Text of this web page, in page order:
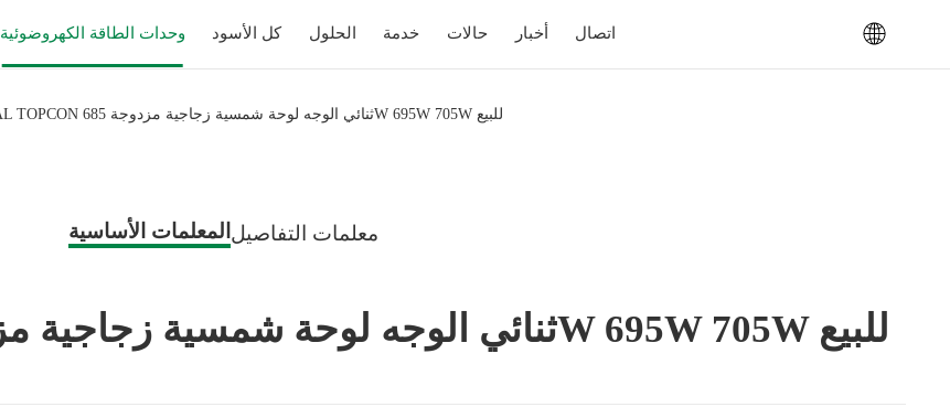
وحدات الطاقة الكهروضوئية كل الأسود الحلول خدمة حالات أخبار اتصال
SUNPAL TOPCON ثنائي الوجه لوحة شمسية زجاجية مزدوجة 685W 695W 705W للبيع
المعلمات الأساسية معلمات التفاصيل
Sunpal TOPCon ثنائي الوجه لوحة شمسية زجاجية مزدوجة 685W 695W 705W للبيع